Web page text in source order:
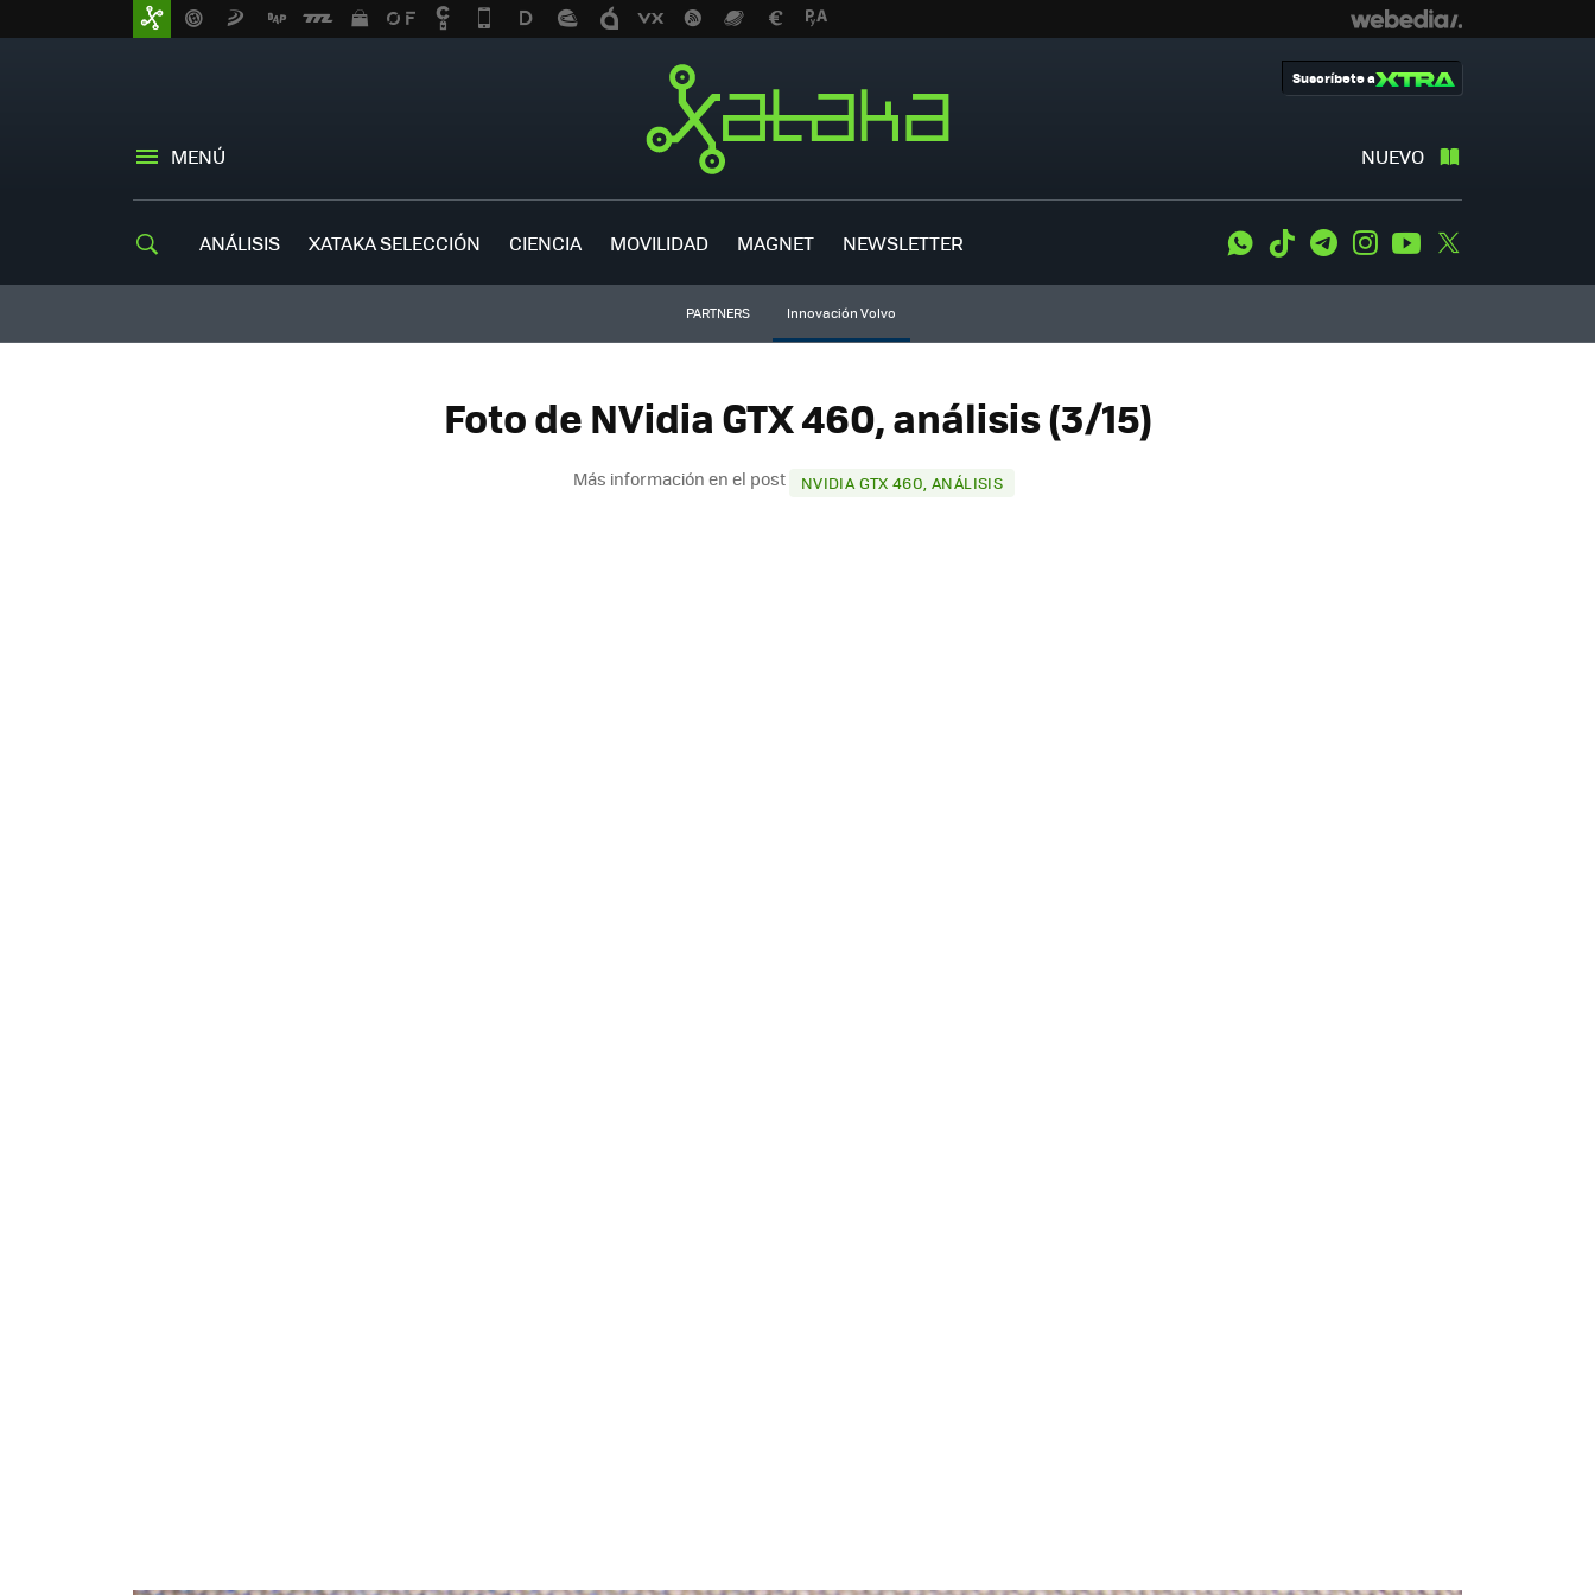
MENÚ NUEVO
Suscríbete a
ANÁLISIS XATAKA SELECCIÓN CIENCIA MOVILIDAD MAGNET NEWSLETTER WhatsApp
Tiktok TelegramInstagramYoutube
PARTNERS Innovación Volvo
Foto de NVidia GTX 460, análisis (3/15)
Más información en el post NVIDIA GTX 460, ANÁLISIS